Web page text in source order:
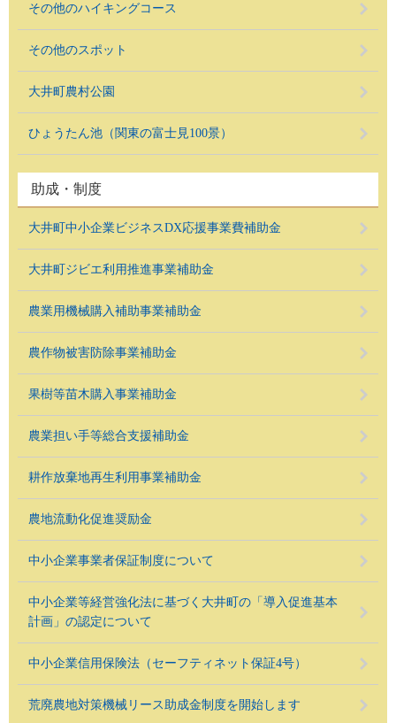
その他のハイキングコース
その他のスポット
大井町農村公園
ひょうたん池（関東の富士見100景）
助成・制度
大井町中小企業ビジネスDX応援事業費補助金
大井町ジビエ利用推進事業補助金
農業用機械購入補助事業補助金
農作物被害防除事業補助金
果樹等苗木購入事業補助金
農業担い手等総合支援補助金
耕作放棄地再生利用事業補助金
農地流動化促進奨励金
中小企業事業者保証制度について
中小企業等経営強化法に基づく大井町の「導入促進基本
計画」の認定について
中小企業信用保険法（セーフティネット保証4号）
荒廃農地対策機械リース助成金制度を開始します